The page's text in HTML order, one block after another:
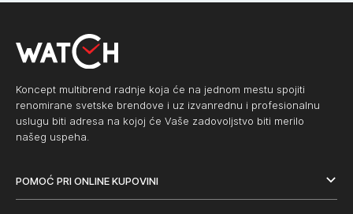
Koncept multibrend radnje koja će na jednom mestu spojiti
renomirane svetske brendove i uz izvanrednu i profesionalnu
uslugu biti adresa na kojoj će Vaše zadovoljstvo biti merilo
našeg uspeha.
POMOĆ PRI ONLINE KUPOVINI